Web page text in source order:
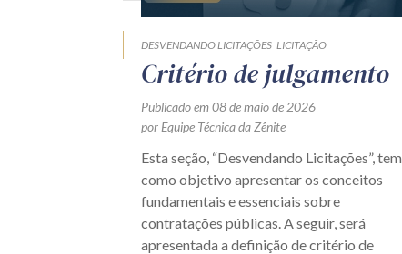
DESVENDANDO LICITAÇÕES LICITAÇÃO
Critério de julgamento
Publicado em 08 de maio de 2026
por Equipe Técnica da Zênite
Esta seção, “Desvendando Licitações”, tem
como objetivo apresentar os conceitos
fundamentais e essenciais sobre
contratações públicas. A seguir, será
apresentada a definição de critério de